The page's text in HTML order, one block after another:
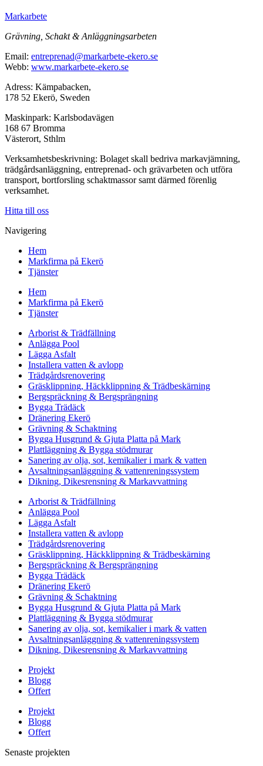
Markarbete
Grävning, Schakt & Anläggningsarbeten
Email: entreprenad@markarbete-ekero.se
Webb: www.markarbete-ekero.se
Adress: Kämpabacken,
178 52 Ekerö, Sweden
Maskinpark: Karlsbodavägen
168 67 Bromma
Västerort, Sthlm
Verksamhetsbeskrivning: Bolaget skall bedriva markavjämning,
trädgårdsanläggning, entreprenad- och grävarbeten och utföra
transport, bortforsling schaktmassor samt därmed förenlig
verksamhet.
Hitta till oss
Navigering
Hem
Markfirma på Ekerö
Tjänster
Hem
Markfirma på Ekerö
Tjänster
Arborist & Trädfällning
Anlägga Pool
Lägga Asfalt
Installera vatten & avlopp
Trädgårdsrenovering
Gräsklippning, Häckklippning & Trädbeskärning
Bergspräckning & Bergsprängning
Bygga Trädäck
Dränering Ekerö
Grävning & Schaktning
Bygga Husgrund & Gjuta Platta på Mark
Plattläggning & Bygga stödmurar
Sanering av olja, sot, kemikalier i mark & vatten
Avsaltningsanläggning & vattenreningssystem
Dikning, Dikesrensning & Markavvattning
Arborist & Trädfällning
Anlägga Pool
Lägga Asfalt
Installera vatten & avlopp
Trädgårdsrenovering
Gräsklippning, Häckklippning & Trädbeskärning
Bergspräckning & Bergsprängning
Bygga Trädäck
Dränering Ekerö
Grävning & Schaktning
Bygga Husgrund & Gjuta Platta på Mark
Plattläggning & Bygga stödmurar
Sanering av olja, sot, kemikalier i mark & vatten
Avsaltningsanläggning & vattenreningssystem
Dikning, Dikesrensning & Markavvattning
Projekt
Blogg
Offert
Projekt
Blogg
Offert
Senaste projekten